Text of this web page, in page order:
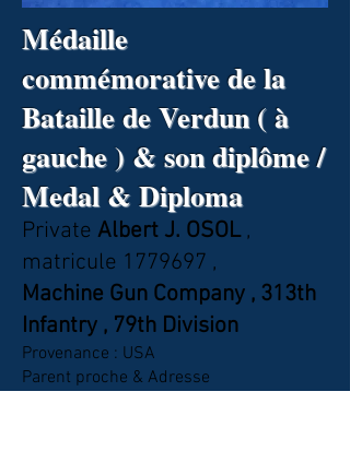
Médaille
commémorative de la
Bataille de Verdun ( à
gauche ) & son diplôme /
Medal & Diploma
Private Albert J. OSOL,
matricule 1779697 ,
Machine Gun Company , 313th
Infantry , 79th Division
Provenance : USA
Parent proche & Adresse